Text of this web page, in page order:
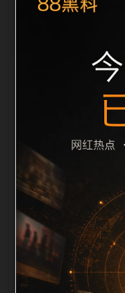
文、图片 alt、title 之
间识别一致主题。
图片本地化、坏图
长度过滤。如果同
同角度补充事件背
口，降低站群页面之
荐、上一篇下一篇
深度尽量控制在三次
径补充三类信息：
续阅读、移动端打开
内容后同步检查标